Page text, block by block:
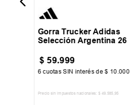
Gorra Trucker Adidas
Selección Argentina 26
$ 59.999
6 cuotas SIN interés de$ 10 .000
Precio sin impuestos nacionales: $ 49.585 ,95